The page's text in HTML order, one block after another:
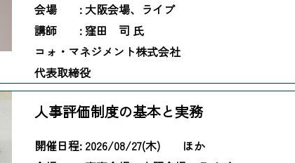
会場 :大阪会場、ライブ
講師 :窪田 司 氏
コォ・マネジメント株式会社
代表取締役
人事評価制度の基本と実務
開催日程: 2026/08/27(木) ほか